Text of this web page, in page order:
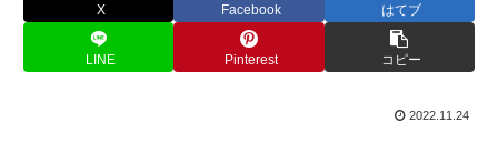
X Facebook はてブ
LINE Pinterest コピー
2022.11.24